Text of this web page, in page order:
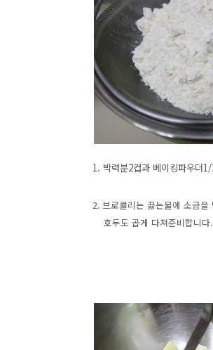
1. 박력분2컵과 베이킹파우더
2. 브로콜리는 끓는물에 소금
호두도 곱게 다져준비합니다.